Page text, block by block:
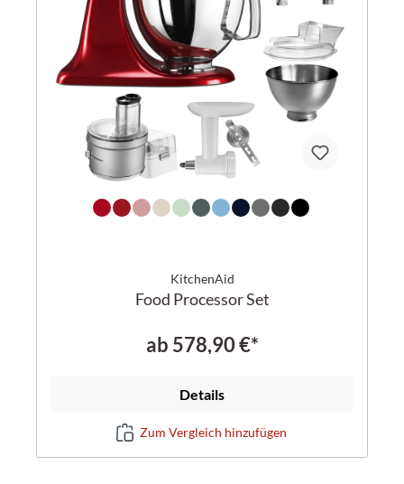
KitchenAid
Food Processor Set
ab 578,90 €*
Details
Zum Vergleich hinzufügen